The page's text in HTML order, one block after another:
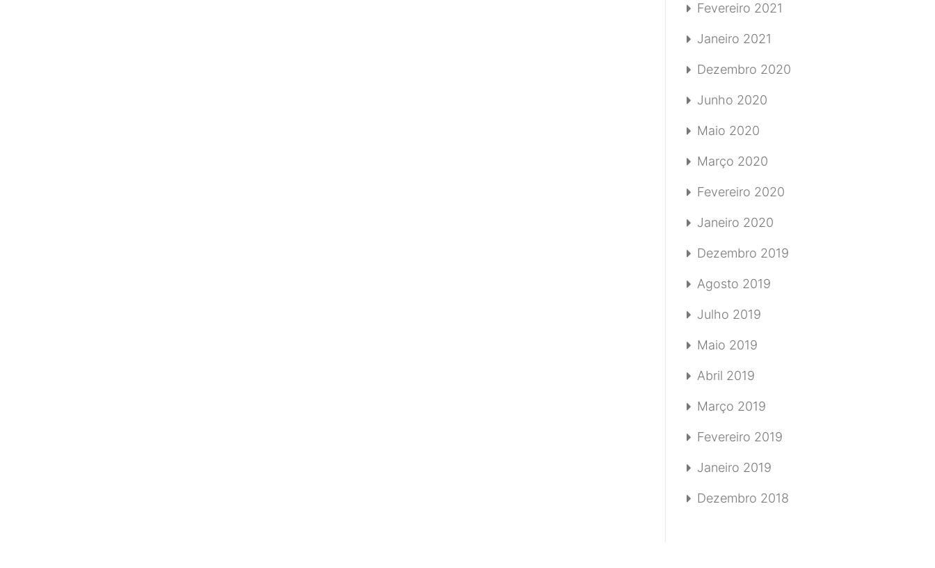
Fevereiro 2021
Janeiro 2021
Dezembro 2020
Junho 2020
Maio 2020
Março 2020
Fevereiro 2020
Janeiro 2020
Dezembro 2019
Agosto 2019
Julho 2019
Maio 2019
Abril 2019
Março 2019
Fevereiro 2019
Janeiro 2019
Dezembro 2018